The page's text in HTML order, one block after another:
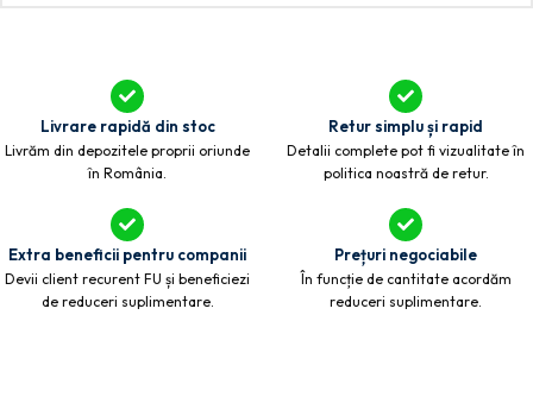
Livrare rapidă din stoc
Livrăm din depozitele proprii oriunde
în România.
Retur simplu și rapid
Detalii complete pot fi vizualitate în
politica noastră de retur.
Extra beneficii pentru companii
Devii client recurent FU și beneficiezi
de reduceri suplimentare.
Prețuri negociabile
În funcție de cantitate acordăm
reduceri suplimentare.